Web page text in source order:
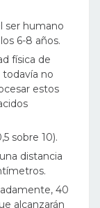
ser humano
6-8 años.
física de
no
estos
sobre 10).
distancia
40
alcanzarán